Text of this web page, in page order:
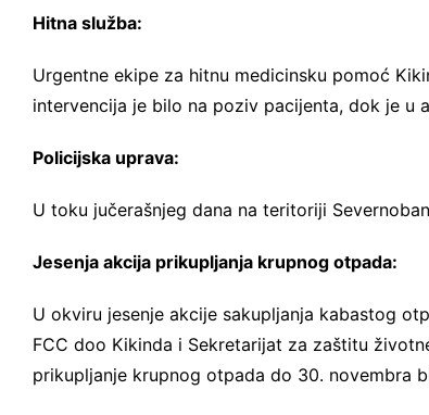
Hitna služba:
Urgentne ekipe za hitnu medicinsku pomoć
intervencija je bilo na poziv pacijenta, dok je u
Policijska uprava:
U toku jučerašnjeg dana na teritoriji
Jesenja akcija prikupljanja krupnog otpada:
U okviru jesenje akcije sakupljanja kabastog
FCC doo Kikinda i Sekretarijat za zaštitu
prikupljanje krupnog otpada do 30. novembra